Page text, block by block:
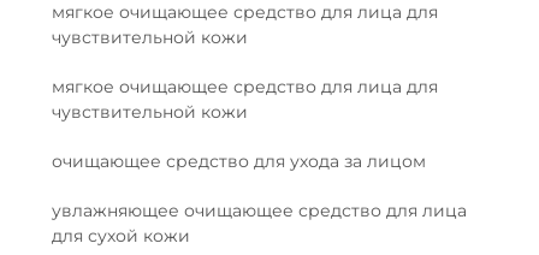
мягкое очищающее средство для лица для
чувствительной кожи
мягкое очищающее средство для лица для
чувствительной кожи
очищающее средство для ухода за лицом
увлажняющее очищающее средство для лица
для сухой кожи